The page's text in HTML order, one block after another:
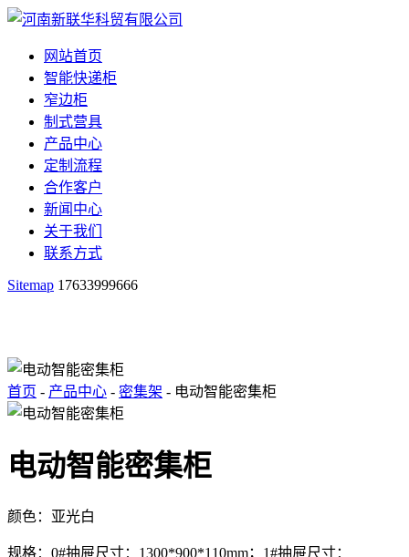
网站首页
智能快递柜
窄边柜
制式营具
产品中心
定制流程
合作客户
新闻中心
关于我们
联系方式
Sitemap 17633999666
首页 - 产品中心 - 密集架 - 电动智能密集柜
电动智能密集柜
颜色：亚光白
规格：0#抽屉尺寸：1300*900*110mm；1#抽屉尺寸：